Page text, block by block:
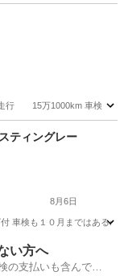
1000km 車検 10年8月
ティングレー
8月6日
車検も１０月まではある
い方へ
の支払いも含んでい